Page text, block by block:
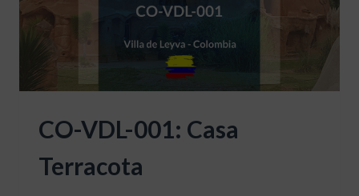
CO-VDL-001: Casa
Terracota